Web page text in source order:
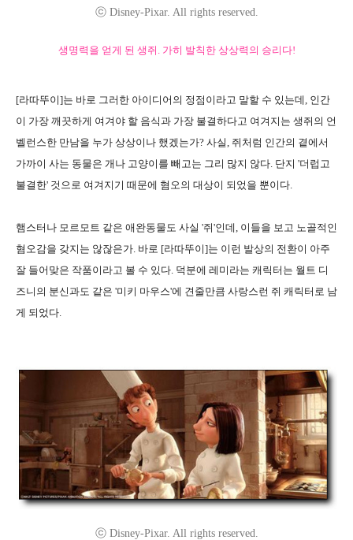
ⓒ Disney-Pixar. All rights reserved.
생명력을 얻게 된 생쥐. 가히 발칙한 상상력의 승리다!
[라따뚜이]는 바로 그러한 아이디어의 정점이라고 말할 수 있는데, 인간
이 가장 깨끗하게 여겨야 할 음식과 가장 불결하다고 여겨지는 생쥐의 언
벨런스한 만남을 누가 상상이나 했겠는가? 사실, 쥐처럼 인간의 곁에서
가까이 사는 동물은 개나 고양이를 빼고는 그리 많지 않다. 단지 '더럽고
불결한' 것으로 여겨지기 때문에 혐오의 대상이 되었을 뿐이다.
햄스터나 모르모트 같은 애완동물도 사실 '쥐'인데, 이들을 보고 노골적인
혐오감을 갖지는 않잖은가. 바로 [라따뚜이]는 이런 발상의 전환이 아주
잘 들어맞은 작품이라고 볼 수 있다. 덕분에 레미라는 캐릭터는 월트 디
즈니의 분신과도 같은 '미키 마우스'에 견줄만큼 사랑스런 쥐 캐릭터로 남
게 되었다.
ⓒ Disney-Pixar. All rights reserved.